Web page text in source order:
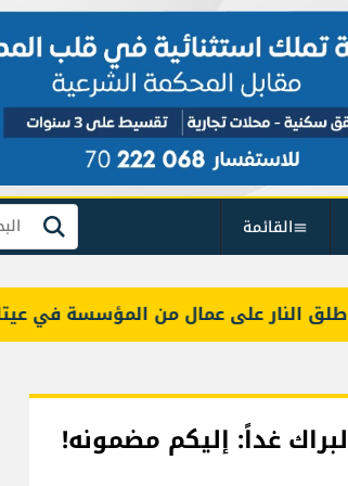
القائمة بحث
على عمال من المؤسسة في عيتا
غداً: إليكم مضمونه!